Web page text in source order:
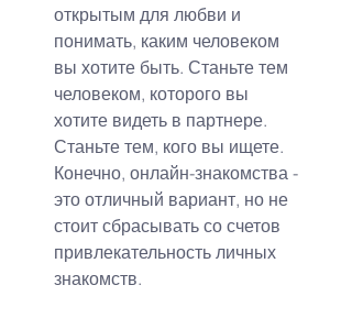
открытым для любви и
понимать, каким человеком
вы хотите быть. Станьте тем
человеком, которого вы
хотите видеть в партнере.
Станьте тем, кого вы ищете.
Конечно, онлайн-знакомства -
это отличный вариант, но не
стоит сбрасывать со счетов
привлекательность личных
знакомств.